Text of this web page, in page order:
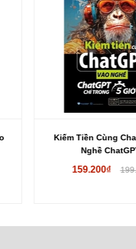
Kiếm Tiền Cùng Chatgpt - Vào
Nghề ChatGPT...
199.000₫